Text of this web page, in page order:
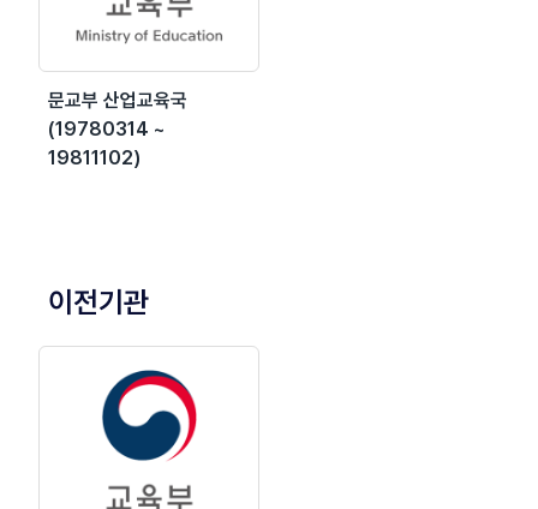
문교부 산업교육국
(19780314 ~
19811102)
이전기관